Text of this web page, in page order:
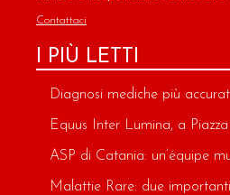
Contattaci
I PIÙ LETTI
Diagnosi mediche più
Equus Inter Lumina, a
ASP di Catania: un’équipe
Malattie Rare: due